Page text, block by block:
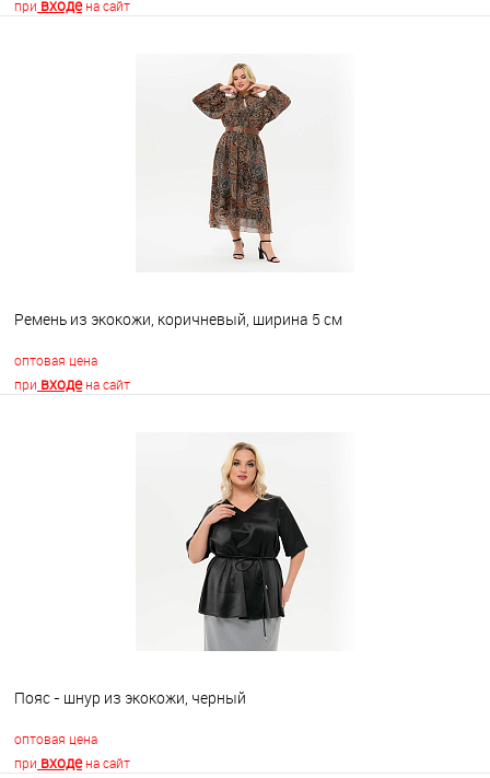
при входена сайт
В корзину
Ремень из экокожи, коричневый, ширина 5 см
оптовая цена
при входена сайт
В корзину
Пояс - шнур из экокожи, черный
оптовая цена
при входена сайт